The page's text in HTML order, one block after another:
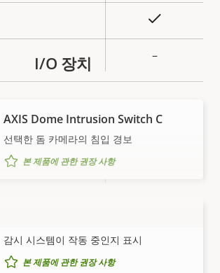
–
더 보기
I/O 장치
AXIS Dome Intrusion Switch C
선택한 돔 카메라의 침입 경보
본 제품에 관한 권장 사항
감시 시스템이 작동 중인지 표시
본 제품에 관한 권장 사항